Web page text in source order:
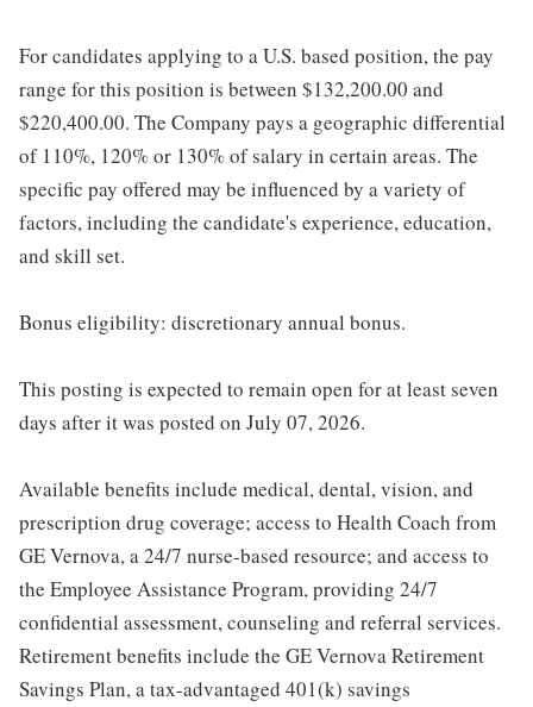
For candidates applying to a U.S. based position, the pay
range for this position is between $132,200.00 and
$220,400.00. The Company pays a geographic differential
of 110%, 120% or 130% of salary in certain areas. The
specific pay offered may be influenced by a variety of
factors, including the candidate's experience, education,
and skill set.
Bonus eligibility: discretionary annual bonus.
This posting is expected to remain open for at least seven
days after it was posted on July 07, 2026.
Available benefits include medical, dental, vision, and
prescription drug coverage; access to Health Coach from
GE Vernova, a 24/7 nurse-based resource; and access to
the Employee Assistance Program, providing 24/7
confidential assessment, counseling and referral services.
Retirement benefits include the GE Vernova Retirement
Savings Plan, a tax-advantaged 401(k) savings